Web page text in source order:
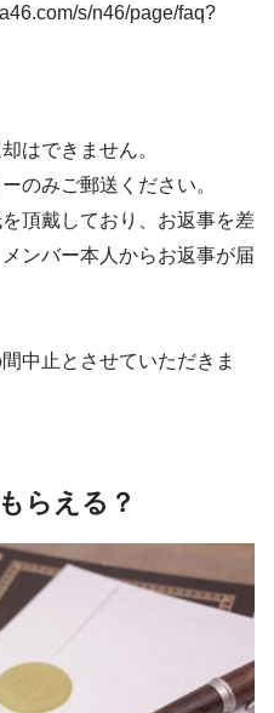
s/n46/page/faq?
はできません。
のみご郵送ください。
頂戴しており、お返事を差
ンバー本人からお返事が届
中止とさせていただきま
らえる？